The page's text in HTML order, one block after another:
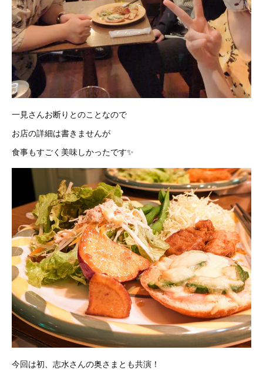
一見さんお断りとのことなので
お店の詳細は書きませんが
食事もすごく美味しかったです✨
今回は初、志水さんの奥さまとも共演！